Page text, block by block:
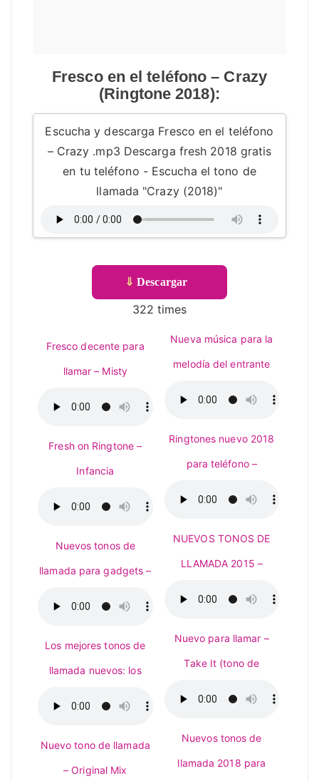
Fresco en el teléfono – Crazy
(Ringtone 2018):
Escucha y descarga Fresco en el teléfono
– Crazy .mp3 Descarga fresh 2018 gratis
en tu teléfono - Escucha el tono de
llamada "Crazy (2018)"
⇓ Descargar
322 times
Fresco decente para
llamar – Misty
Fresh on Ringtone –
Infancia
Nuevos tonos de
llamada para gadgets –
Los mejores tonos de
llamada nuevos: los
Nuevo tono de llamada
– Original Mix
Nueva música para la
melodía del entrante
Ringtones nuevo 2018
para teléfono –
NUEVOS TONOS DE
LLAMADA 2015 –
Nuevo para llamar –
Take It (tono de
Nuevos tonos de
llamada 2018 para